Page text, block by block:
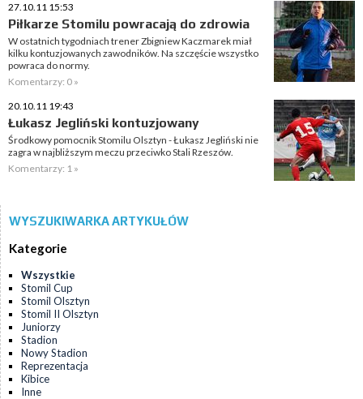
27.10.11 15:53
Piłkarze Stomilu powracają do zdrowia
W ostatnich tygodniach trener Zbigniew Kaczmarek miał
kilku kontuzjowanych zawodników. Na szczęście wszystko
powraca do normy.
Komentarzy: 0 »
20.10.11 19:43
Łukasz Jegliński kontuzjowany
Środkowy pomocnik Stomilu Olsztyn - Łukasz Jegliński nie
zagra w najbliższym meczu przeciwko Stali Rzeszów.
Komentarzy: 1 »
WYSZUKIWARKA ARTYKUŁÓW
Kategorie
Wszystkie
Stomil Cup
Stomil Olsztyn
Stomil II Olsztyn
Juniorzy
Stadion
Nowy Stadion
Reprezentacja
Kibice
Inne